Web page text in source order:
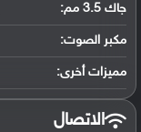
جاك 3.5 مم:
مكبر الصوت:
مميزات أخرى:
الاتصال